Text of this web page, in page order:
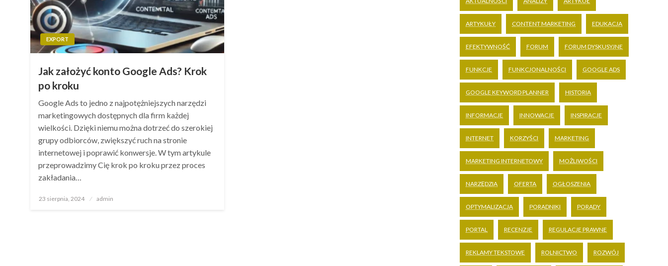
EXPORT
Jak założyć konto Google Ads? Krok
po kroku
Google Ads to jedno z najpotężniejszych narzędzi
marketingowych dostępnych dla firm każdej
wielkości. Dzięki niemu można dotrzeć do szerokiej
grupy odbiorców, zwiększyć ruch na stronie
internetowej i poprawić konwersje. W tym artykule
przeprowadzimy Cię krok po kroku przez proces
zakładania…
Opublikowane
23 sierpnia, 2024 admin
ARTYKUŁY CONTENT MARKETING EDUKACJA
EFEKTYWNOŚĆ FORUM FORUM DYSKUSYJNE
FUNKCJE FUNKCJONALNOŚCI GOOGLE ADS
GOOGLE KEYWORD PLANNER HISTORIA
INFORMACJE INNOWACJE INSPIRACJE
INTERNET KORZYŚCI MARKETING
MARKETING INTERNETOWY MOŻLIWOŚCI
NARZĘDZIA OFERTA OGŁOSZENIA
OPTYMALIZACJA PORADNIKI PORADY
PORTAL RECENZJE REGULACJE PRAWNE
REKLAMY TEKSTOWE ROLNICTWO ROZWÓJ